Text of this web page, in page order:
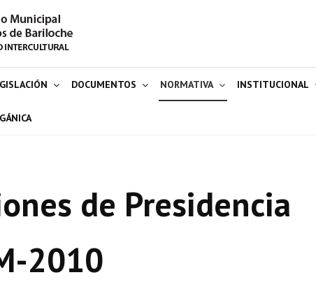
DOCUMENTOS NORMATIVA INSTITUCIONAL
de Presidencia
2010